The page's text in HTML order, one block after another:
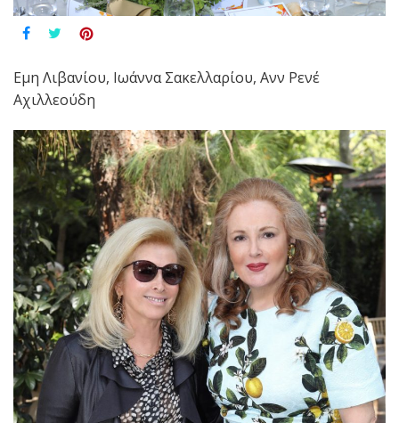
Εμη Λιβανίου, Ιωάννα Σακελλαρίου, Ανν Ρενέ
Αχιλλεούδη